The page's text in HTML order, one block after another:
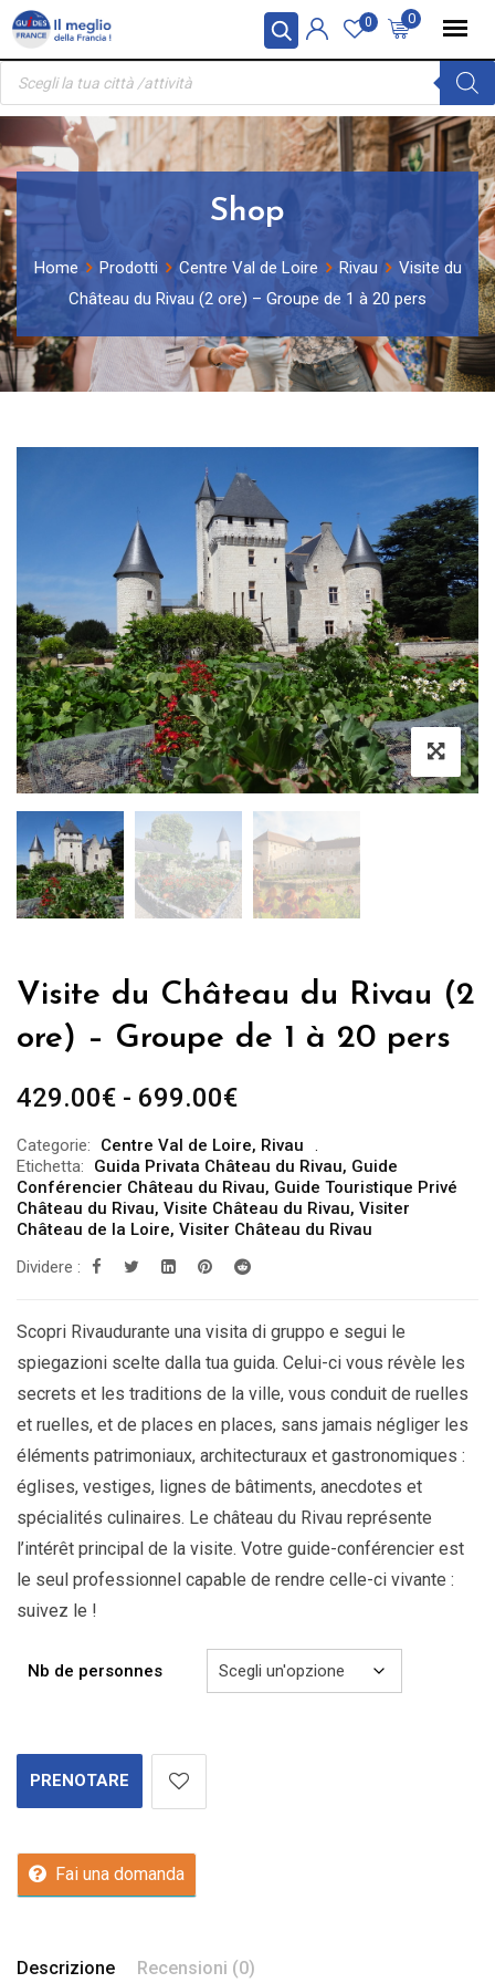
Pannello di gestione dei cookies
Skip
content
0
0
Ricerca
prodotti
Shop
Home Prodotti Centre Val de Loire Rivau
Visite du
Château du Rivau (2 ore) – Groupe de 1 à 20 pers
Visite du Château du Rivau (2
ore) – Groupe de 1 à 20 pers
429.00€ - 699.00€Fascia
prezzo:
da
429.00€
a
699.00€
Categorie: Centre Val de Loire, Rivau
Etichetta:
Guida Privata Château du Rivau, Guide
Conférencier Château du Rivau, Guide Touristique Privé
Château du Rivau, Visite Château du Rivau, Visiter
Château de la Loire, Visiter Château du Rivau
Dividere :
Scopri Rivaudurante una visita di gruppo e segui le
spiegazioni scelte dalla tua guida. Celui-ci vous révèle les
secrets et les traditions de la ville, vous conduit de ruelles
et ruelles, et de places en places, sans jamais négliger les
éléments patrimoniaux, architecturaux et gastronomiques :
églises, vestiges, lignes de bâtiments, anecdotes et
spécialités culinaires. Le château du Rivau représente
l’intérêt principal de la visite. Votre guide-conférencier est
le seul professionnel capable de rendre celle-ci vivante :
suivez le !
Nb de personnes
PRENOTARE
Fai una domanda
Descrizione Recensioni (0)